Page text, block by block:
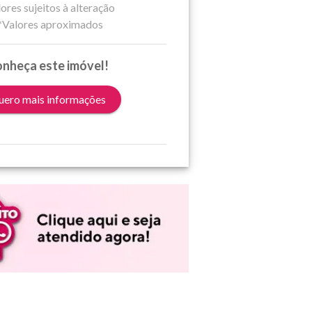
sujeitos à alteração
aproximados
este imóvel!
mais informações